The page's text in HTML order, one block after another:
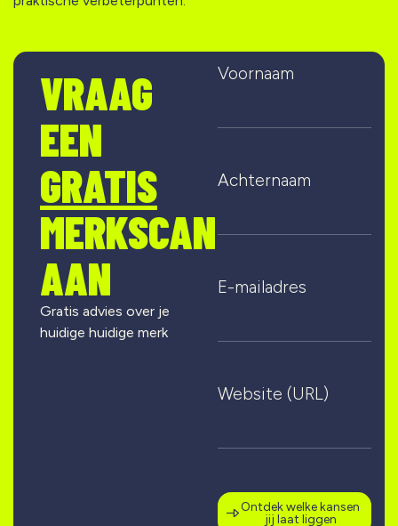
VRAAG
EEN
GRATIS
MERKSCAN
AAN
Gratis advies over je
huidige huidige merk
Voornaam
Achternaam
E-mailadres
Website (URL)
Ontdek welke kansen
jij laat liggen